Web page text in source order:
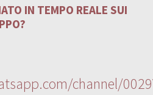
IN TEMPO REALE SUI
channel/